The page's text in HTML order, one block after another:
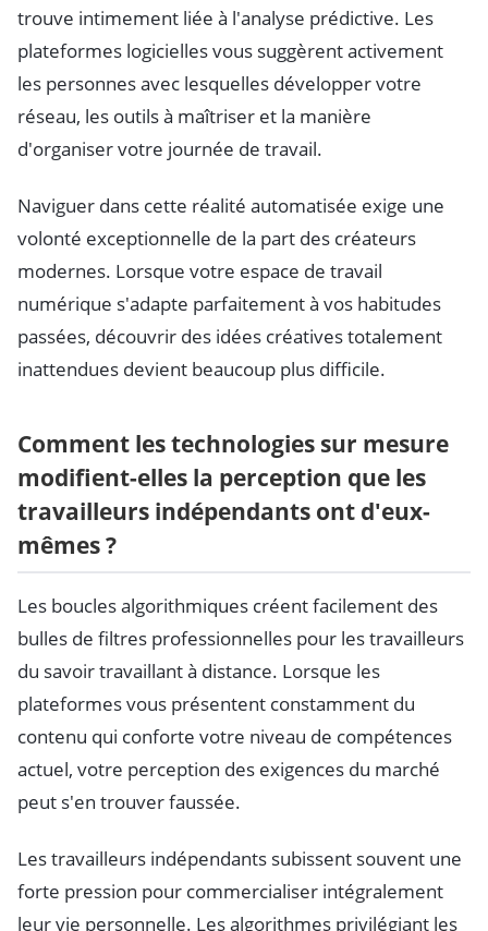
trouve intimement liée à l'analyse prédictive. Les
plateformes logicielles vous suggèrent activement
les personnes avec lesquelles développer votre
réseau, les outils à maîtriser et la manière
d'organiser votre journée de travail.
Naviguer dans cette réalité automatisée exige une
volonté exceptionnelle de la part des créateurs
modernes. Lorsque votre espace de travail
numérique s'adapte parfaitement à vos habitudes
passées, découvrir des idées créatives totalement
inattendues devient beaucoup plus difficile.
Comment les technologies sur mesure
modifient-elles la perception que les
travailleurs indépendants ont d'eux-
mêmes ?
Les boucles algorithmiques créent facilement des
bulles de filtres professionnelles pour les travailleurs
du savoir travaillant à distance. Lorsque les
plateformes vous présentent constamment du
contenu qui conforte votre niveau de compétences
actuel, votre perception des exigences du marché
peut s'en trouver faussée.
Les travailleurs indépendants subissent souvent une
forte pression pour commercialiser intégralement
leur vie personnelle. Les algorithmes privilégiant les